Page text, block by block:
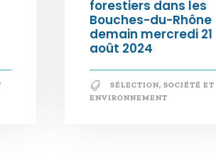
forestiers dans les
Bouches-du-Rhône
demain mercredi 21
août 2024
SÉLECTION, SOCIÉTÉ ET
ENVIRONNEMENT